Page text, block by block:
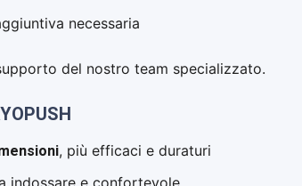
necessaria
del nostro team specializzato.
, più efficaci e duraturi
indossare e confortevole